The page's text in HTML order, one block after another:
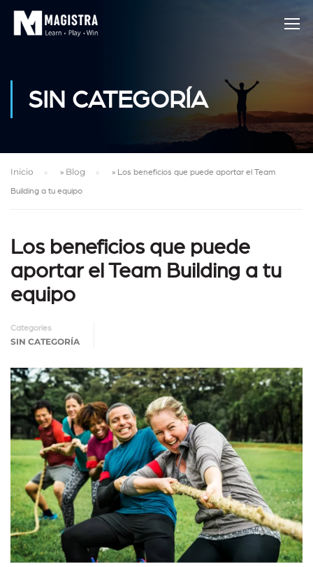
SIN CATEGORÍA
Inicio » Blog » Los beneficios que puede aportar el Team
Building a tu equipo
Los beneficios que puede
aportar el Team Building a tu
equipo
Categories
SIN CATEGORÍA